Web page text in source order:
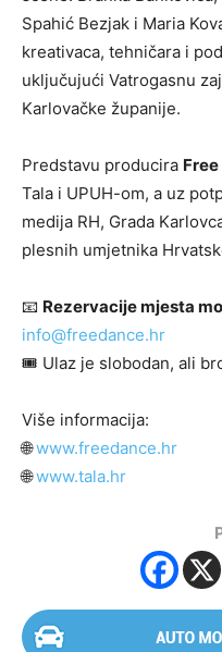
Spahić Bezjak i Maria
kreativaca, tehničara i
uključujući Vatrogasnu
Karlovačke županije.
Predstavu producira
Tala i UPUH-om, a uz
medija RH, Grada
plesnih umjetnika
📧 Rezervacije mjesta
info@freedance.hr
🎟️ Ulaz je slobodan, ali
Više informacija:
🌐www.freedance.hr
🌐www.tala.hr